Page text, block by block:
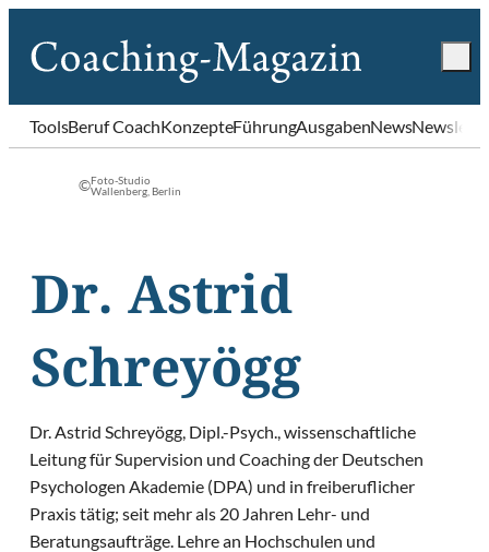
ToolsBeruf CoachKonzepteFührungAusgabenNews
©Foto-Studio
Wallenberg, Berlin
Dr. Astrid
Schreyögg
Dr. Astrid Schreyögg, Dipl.-Psych., wissenschaftliche
Leitung für Supervision und Coaching der Deutschen
Psychologen Akademie (DPA) und in freiberuflicher
Praxis tätig; seit mehr als 20 Jahren Lehr- und
Beratungsaufträge. Lehre an Hochschulen und